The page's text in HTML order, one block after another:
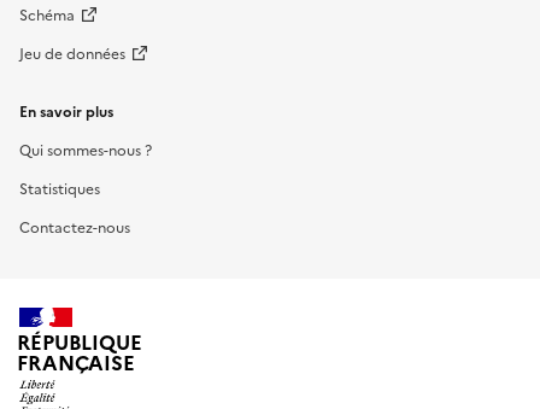
Schéma
Jeu de données
En savoir plus
Qui sommes-nous ?
Statistiques
Contactez-nous
RÉPUBLIQUE
FRANÇAISE